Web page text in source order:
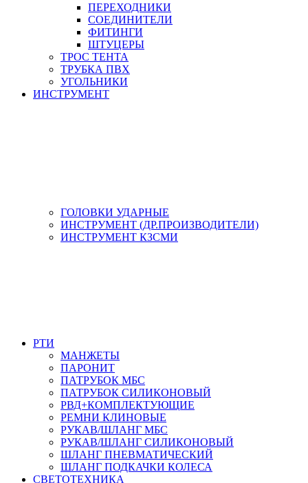
ПЕРЕХОДНИКИ
СОЕДИНИТЕЛИ
ФИТИНГИ
ШТУЦЕРЫ
ТРОС ТЕНТА
ТРУБКА ПВХ
УГОЛЬНИКИ
ИНСТРУМЕНТ
ГОЛОВКИ УДАРНЫЕ
ИНСТРУМЕНТ (ДР.ПРОИЗВОДИТЕЛИ)
ИНСТРУМЕНТ КЗСМИ
РТИ
МАНЖЕТЫ
ПАРОНИТ
ПАТРУБОК МБС
ПАТРУБОК СИЛИКОНОВЫЙ
РВД+КОМПЛЕКТУЮЩИЕ
РЕМНИ КЛИНОВЫЕ
РУКАВ/ШЛАНГ МБС
РУКАВ/ШЛАНГ СИЛИКОНОВЫЙ
ШЛАНГ ПНЕВМАТИЧЕСКИЙ
ШЛАНГ ПОДКАЧКИ КОЛЕСА
СВЕТОТЕХНИКА